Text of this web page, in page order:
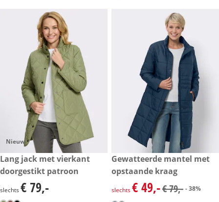
Nieuw
€ 79,-
Lang jack met vierkant
doorgestikt patroon
€ 79,-
slechts € 79,-
kortingsprijs: € 49,-, vorige
- 38%
Gewatteerde mantel met
opstaande kraag
kortingsprijs: € 49,-, vorige
slechts€ 49,-€ 79,- - 38%